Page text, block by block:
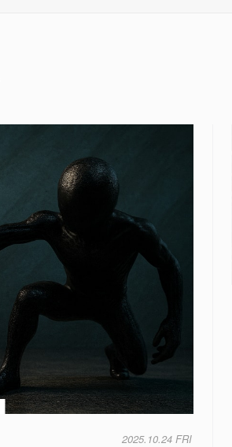
2025.10.24 FRI